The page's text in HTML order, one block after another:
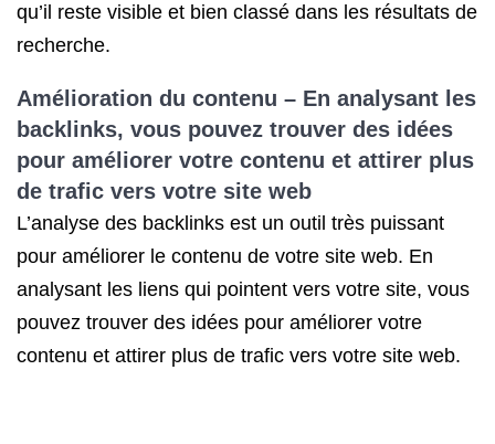
qu’il reste visible et bien classé dans les résultats de
recherche.
Amélioration du contenu – En analysant les
backlinks, vous pouvez trouver des idées
pour améliorer votre contenu et attirer plus
de trafic vers votre site web
L’analyse des backlinks est un outil très puissant
pour améliorer le contenu de votre site web. En
analysant les liens qui pointent vers votre site, vous
pouvez trouver des idées pour améliorer votre
contenu et attirer plus de trafic vers votre site web.